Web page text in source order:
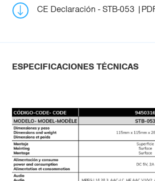
CE Declaración - STB-053
ESPECIFICACIONES TÉCNICAS